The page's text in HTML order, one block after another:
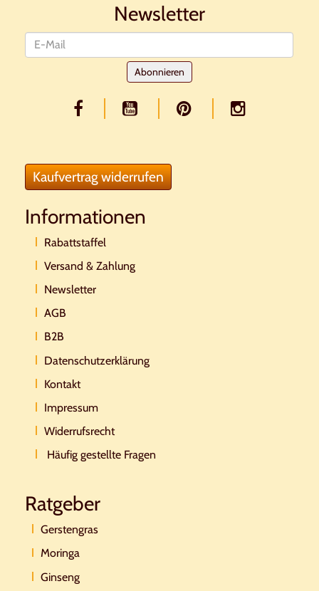
Newsletter
Abonnieren
Kaufvertrag widerrufen
Informationen
Rabattstaffel
Versand & Zahlung
Newsletter
AGB
B2B
Datenschutzerklärung
Kontakt
Impressum
Widerrufsrecht
Häufig gestellte Fragen
Ratgeber
Gerstengras
Moringa
Ginseng